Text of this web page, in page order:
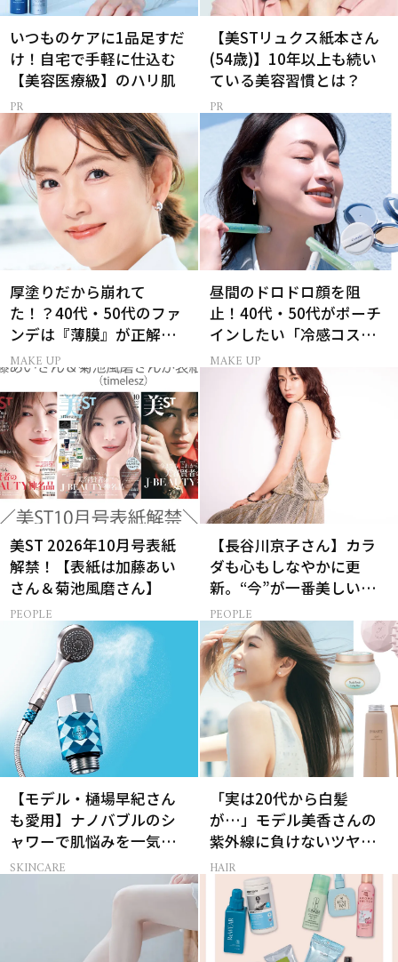
いつものケアに1品足すだ
け！自宅で手軽に仕込む
【美容医療級】のハリ肌
【美STリュクス紙本さん
(54歳)】10年以上も続い
ている美容習慣とは？
厚塗りだから崩れて
た！？40代・50代のファ
ンデは『薄膜』が正解で
した
MAKE UP
昼間のドロドロ顔を阻
止！40代・50代がポーチ
インしたい「冷感コス
メ」5選
MAKE UP
美ST 2026年10月号表紙
解禁！【表紙は加藤あい
さん＆菊池風磨さん】
PEOPLE
【長谷川京子さん】カラ
ダも心もしなやかに更
新。“今”が一番美しい
［特別画像集］
PEOPLE
【モデル・樋場早紀さん
も愛用】ナノバブルのシ
ャワーで肌悩みを一気に
解決
SKINCARE
「実は20代から白髪
が…」モデル美香さんの
紫外線に負けないツヤ美
髪ケア
HAIR